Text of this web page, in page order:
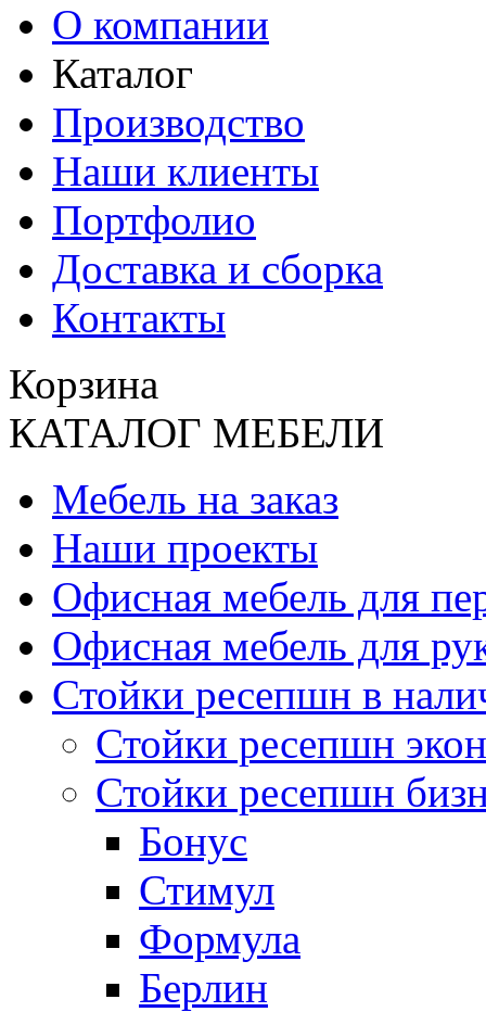
О компании
Каталог
Производство
Наши клиенты
Портфолио
Доставка и сборка
Контакты
Корзина
КАТАЛОГ МЕБЕЛИ
Мебель на заказ
Наши проекты
Офисная мебель для
Офисная мебель для
Стойки ресепшн в
Стойки ресепшн
Стойки ресепшн
Бонус
Стимул
Формула
Берлин